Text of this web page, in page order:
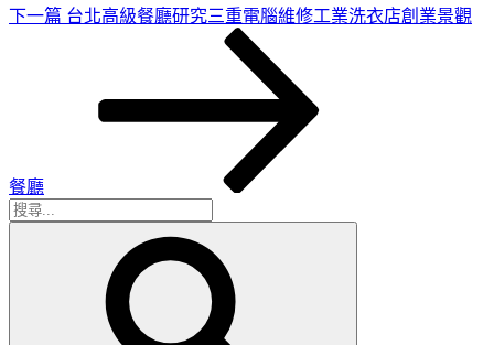
下
下一篇 台北高級餐廳研究三重電腦維修工業洗衣店創業景觀
餐廳
搜